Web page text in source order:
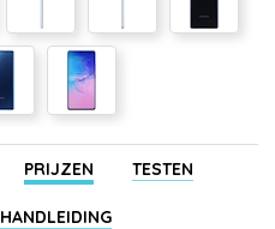
PRIJZEN TESTEN
HANDLEIDING